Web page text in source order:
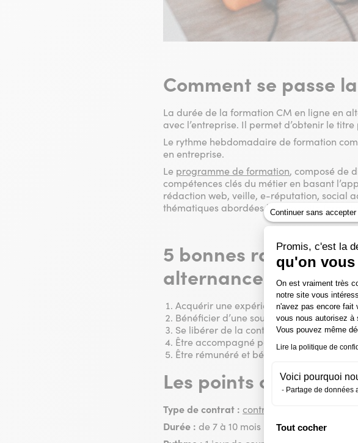
Continuer sans accepter
Promis, c'est la
qu'on vous
Plateforme
On est vraiment très
notre site vous
n'avez pas encore fait
vous nous autorisez à
Vous pouvez même
Lire la politique de
Voici pourquoi
Partage de données
Tout cocher
Comment se passe
La durée de la formation CM en ligne en
avec l’entreprise. Il permet d’obtenir le
Le rythme hebdomadaire de formation
en entreprise.
Le programme de formation, composé de
compétences clés du métier en basant
rédaction web, veille, e-réputation, social
thématiques abordées lors de cette
5 bonnes raisons de
alternance
Acquérir une expérience professionnelle
Bénéficier d’une souplesse de rythme
Se libérer de la contrainte
Être accompagné par une équipe
Être rémunéré et bénéficier du
Les points clés à
Type de contrat : contrat de
Durée : de 7 à 10 mois